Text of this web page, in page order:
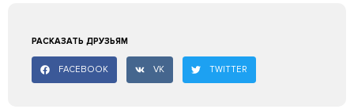
РАСКАЗАТЬ ДРУЗЬЯМ
FACEBOOK VK TWITTER